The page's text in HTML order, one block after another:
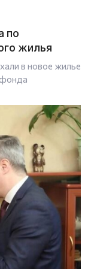
по
жилья
в новое жилье
фонда